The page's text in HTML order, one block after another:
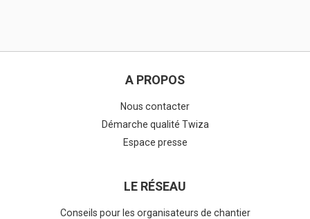
A PROPOS
Nous contacter
Démarche qualité Twiza
Espace presse
LE RÉSEAU
Conseils pour les organisateurs de chantier